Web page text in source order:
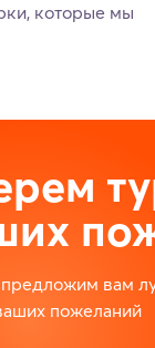
которые мы
вам
пожеланий